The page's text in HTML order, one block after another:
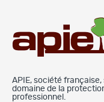
APIE, société
domaine de la
professionnel.